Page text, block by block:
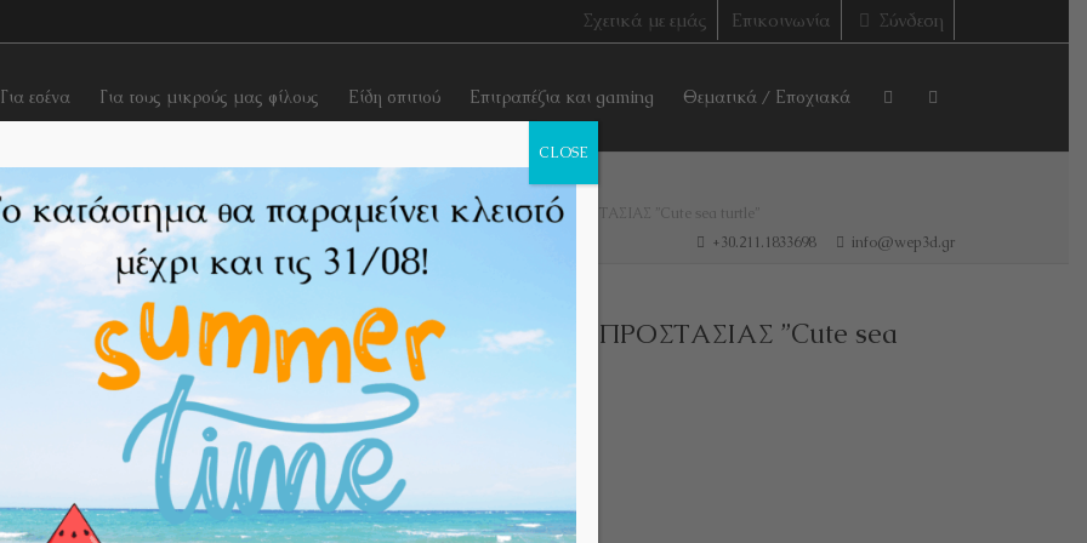
Σχετικά με εμάς Επικοινωνία Σύνδεση
Για εσένα Για τους μικρούς μας φίλους Είδη σπιτιού Επιτραπέζια και gaming Θεματικά / Εποχιακά
19 Επεκτάσεις για μάσκες προστασίας
ΕΠΕΚΤΑΣΗ ΓΙΑ ΜΑΣΚΑ ΠΡΟΣΤΑΣΙΑΣ ”Cute sea turtle”
+30.211.1833698
info@wep3d.gr
ΕΠΕΚΤΑΣΗ ΓΙΑ ΜΑΣΚΑ ΠΡΟΣΤΑΣΙΑΣ ”Cute sea
turtle”
€3,00
Χρώματα
CLOSE